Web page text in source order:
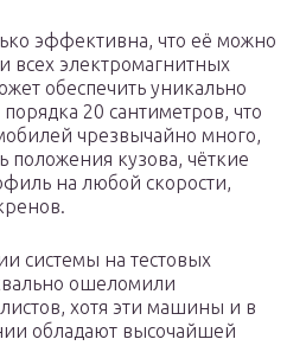
эффективна, что её можно
всех электромагнитных
обеспечить уникально
20 сантиметров, что
чрезвычайно много,
положения кузова, чёткие
на любой скорости,
системы на тестовых
ошеломили
хотя эти машины и в
обладают высочайшей